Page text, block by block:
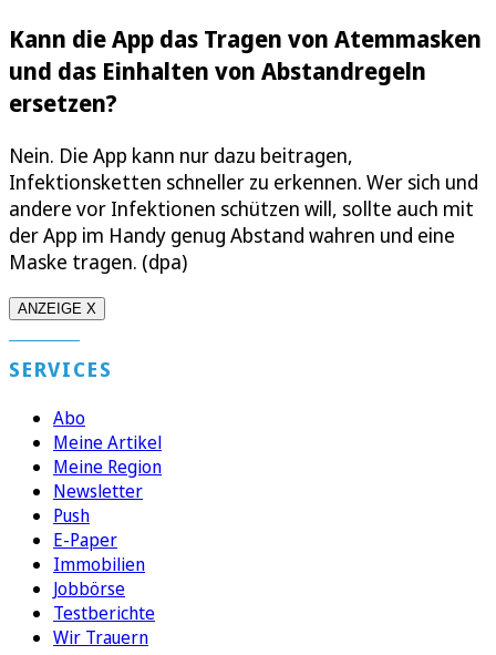
Kann die App das Tragen von Atemmasken
und das Einhalten von Abstandregeln
ersetzen?
Nein. Die App kann nur dazu beitragen,
Infektionsketten schneller zu erkennen. Wer sich und
andere vor Infektionen schützen will, sollte auch mit
der App im Handy genug Abstand wahren und eine
Maske tragen. (dpa)
ANZEIGE X
SERVICES
Abo
Meine Artikel
Meine Region
Newsletter
Push
E-Paper
Immobilien
Jobbörse
Testberichte
Wir Trauern